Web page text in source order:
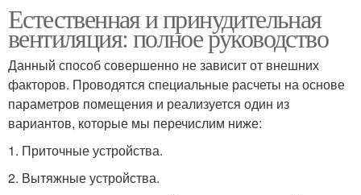
Естественная и принудительная
вентиляция: полное руководство
Данный способ совершенно не зависит от внешних
факторов. Проводятся специальные расчеты на основе
параметров помещения и реализуется один из
вариантов, которые мы перечислим ниже:
1. Приточные устройства.
2. Вытяжные устройства.